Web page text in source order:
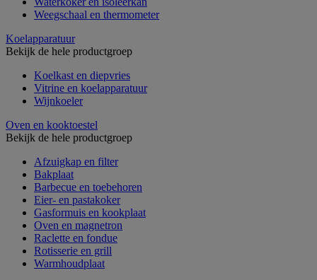
Weegschaal en thermometer
Koelapparatuur
Bekijk de hele productgroep
Koelkast en diepvries
Vitrine en koelapparatuur
Wijnkoeler
Oven en kooktoestel
Bekijk de hele productgroep
Afzuigkap en filter
Bakplaat
Barbecue en toebehoren
Eier- en pastakoker
Gasformuis en kookplaat
Oven en magnetron
Raclette en fondue
Rotisserie en grill
Warmhoudplaat